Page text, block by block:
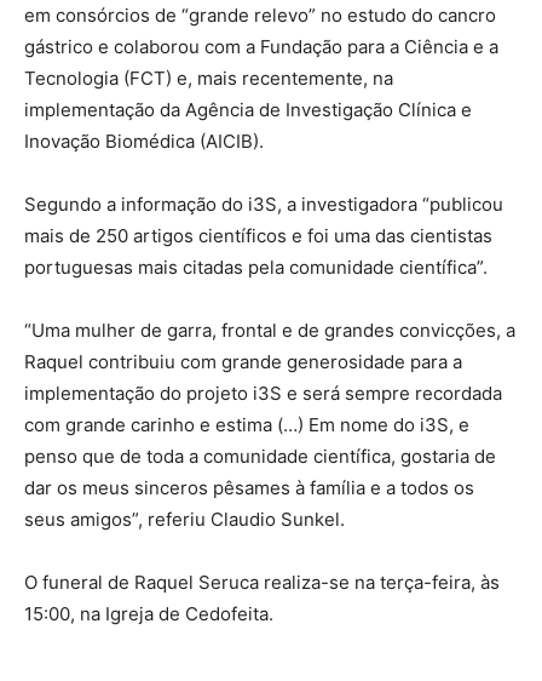
em consórcios de “grande relevo” no estudo do cancro
gástrico e colaborou com a Fundação para a Ciência e a
Tecnologia (FCT) e, mais recentemente, na
implementação da Agência de Investigação Clínica e
Inovação Biomédica (AICIB).
Segundo a informação do i3S, a investigadora “publicou
mais de 250 artigos científicos e foi uma das cientistas
portuguesas mais citadas pela comunidade científica”.
“Uma mulher de garra, frontal e de grandes convicções, a
Raquel contribuiu com grande generosidade para a
implementação do projeto i3S e será sempre recordada
com grande carinho e estima (…) Em nome do i3S, e
penso que de toda a comunidade científica, gostaria de
dar os meus sinceros pêsames à família e a todos os
seus amigos”, referiu Claudio Sunkel.
O funeral de Raquel Seruca realiza-se na terça-feira, às
15:00, na Igreja de Cedofeita.